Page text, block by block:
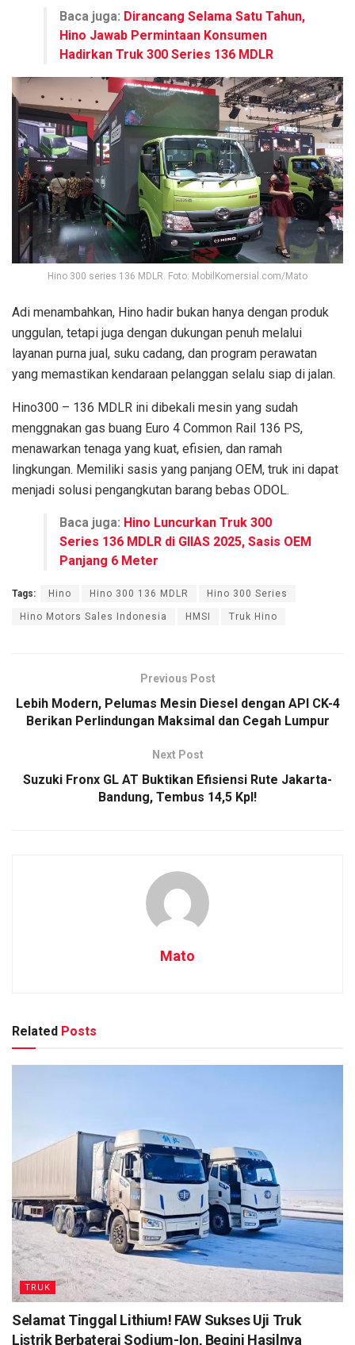
Baca juga: Dirancang Selama Satu Tahun,
Hino Jawab Permintaan Konsumen
Hadirkan Truk 300 Series 136 MDLR
Hino 300 series 136 MDLR. Foto: MobilKomersial.com/Mato
Adi menambahkan, Hino hadir bukan hanya dengan produk
unggulan, tetapi juga dengan dukungan penuh melalui
layanan purna jual, suku cadang, dan program perawatan
yang memastikan kendaraan pelanggan selalu siap di jalan.
Hino300 – 136 MDLR ini dibekali mesin yang sudah
menggnakan gas buang Euro 4 Common Rail 136 PS,
menawarkan tenaga yang kuat, efisien, dan ramah
lingkungan. Memiliki sasis yang panjang OEM, truk ini dapat
menjadi solusi pengangkutan barang bebas ODOL.
Baca juga: Hino Luncurkan Truk 300
Series 136 MDLR di GIIAS 2025, Sasis OEM
Panjang 6 Meter
Tags: Hino Hino 300 136 MDLR Hino 300 Series
Hino Motors Sales Indonesia HMSI Truk Hino
Previous Post
Lebih Modern, Pelumas Mesin Diesel dengan API CK-4
Berikan Perlindungan Maksimal dan Cegah Lumpur
Next Post
Suzuki Fronx GL AT Buktikan Efisiensi Rute Jakarta-
Bandung, Tembus 14,5 Kpl!
Mato
Related Posts
TRUK
Selamat Tinggal Lithium! FAW Sukses Uji Truk
Listrik Berbaterai Sodium-Ion, Begini Hasilnya